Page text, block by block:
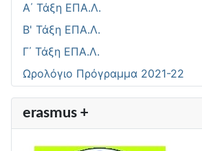
Α΄ Τάξη ΕΠΑ.Λ.
Β' Τάξη ΕΠΑ.Λ.
Γ΄ Τάξη ΕΠΑ.Λ.
Ωρολόγιο Πρόγραμμα 2021-22
erasmus +